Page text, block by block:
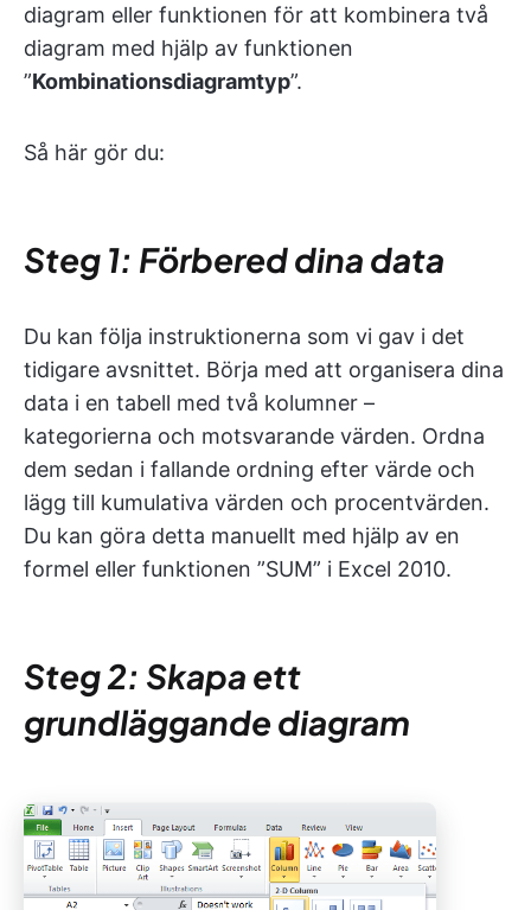
diagram eller funktionen för att kombinera två
diagram med hjälp av funktionen
”Kombinationsdiagramtyp”.
Så här gör du:
Steg 1: Förbered dina data
Du kan följa instruktionerna som vi gav i det
tidigare avsnittet. Börja med att organisera dina
data i en tabell med två kolumner –
kategorierna och motsvarande värden. Ordna
dem sedan i fallande ordning efter värde och
lägg till kumulativa värden och procentvärden.
Du kan göra detta manuellt med hjälp av en
formel eller funktionen ”SUM” i Excel 2010.
Steg 2: Skapa ett
grundläggande diagram